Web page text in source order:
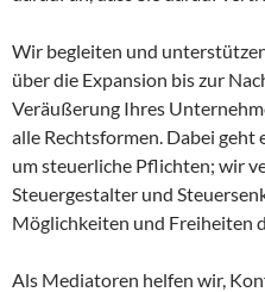
Wir begleiten und
über die Expansion bis zur
Veräußerung Ihres
alle Rechtsformen. Dabei
um steuerliche Pflichten; wir
Steuergestalter und
Möglichkeiten und Freiheiten
Als Mediatoren helfen wir,